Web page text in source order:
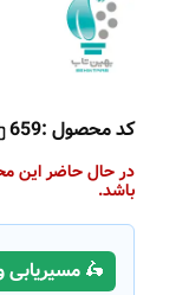
کد محصول :659
در حال حاضر این
باشد.
🛵 مسیریابی